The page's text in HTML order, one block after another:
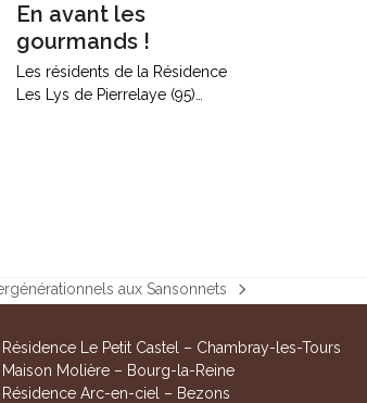
En avant les
gourmands !
Les résidents de la Résidence
Les Lys de Pierrelaye (95)…
aux Sansonnets
Résidence Le Petit Castel – Chambray-les-Tours
Maison Molière – Bourg-la-Reine
Résidence Arc-en-ciel – Bezons